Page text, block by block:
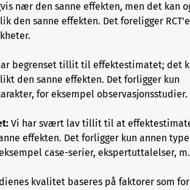
nær den sanne effekten, men det kan
den sanne effekten. Det foreligger
begrenset tillit til effektestimatet; det
den sanne effekten. Det forligger kun
for eksempel observasjonsstudier.
Vi har svært lav tillit til at
effekten. Det forligger kun annen type
case-serier, ekspertuttalelser,
kvalitet baseres på faktorer som for